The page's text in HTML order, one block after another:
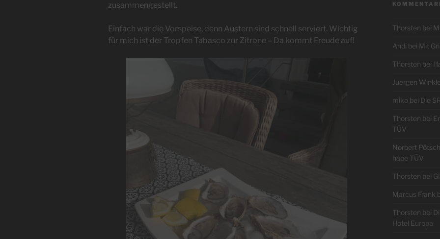
zusammengestellt.
Einfach war die Vorspeise, denn Austern sind schnell serviert. Wichtig
für mich ist der Tropfen Tabasco zur Zitrone – Da kommt Freude auf!
Thorsten bei
Andi bei Mit
Thorsten bei
Juergen
mikobei Die
Thorsten bei
TÜV
Norbert
habe TÜV
Thorsten bei
Marcus Frank
Thorsten bei
Hotel Europa